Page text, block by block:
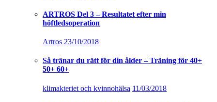
ARTROS Del 3 – Resultatet efter min
höftledsoperation
Artros 23/10/2018
Så tränar du rätt för din ålder – Träning för 40+
50+ 60+
klimakteriet och kvinnohälsa 11/03/2018